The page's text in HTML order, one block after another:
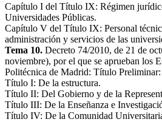
Capítulo I del Título IX: Régimen
Universidades Públicas.
Capítulo V del Título IX: Personal
administración y servicios de las
Tema 10. Decreto 74/2010, de 21 de
noviembre), por el que se aprueban los
Politécnica de Madrid: Título Preliminar:
Título I: De la estructura.
Título II: Del Gobierno y de la
Título III: De la Enseñanza e
Título IV: De la Comunidad